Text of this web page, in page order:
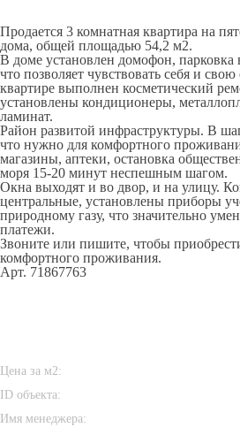
Продается 3 комнатная квартира на
дома, общей площадью 54,2 м2.
В доме установлен домофон, парковка
что позволяет чувствовать себя и
квартире выполнен косметический
установлены кондиционеры,
ламинат.
Район развитой инфраструктуры. В
что нужно для комфортного
магазины, аптеки, остановка
моря 15-20 минут неспешным шагом.
Окна выходят и во двор, и на улицу.
центральные, установлены приборы
природному газу, что значительно
платежи.
Звоните или пишите, чтобы
комфортного проживания.
Арт. 71867763
Цена за м2:
ID объекта:
Имя менеджера: